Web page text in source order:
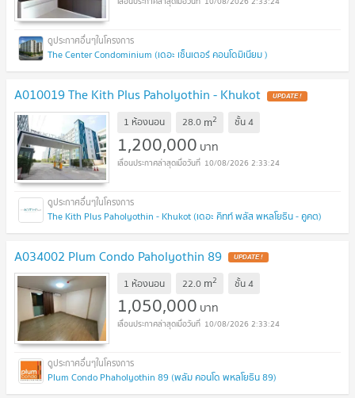
The Center Condominium (เดอะ เซ็นเตอร์ คอนโดมิเนียม )
A010019 The Kith Plus Paholyothin - Khukot UPDATE !
1 ห้องนอน 28.0 m2 ชั้น4
1,200,000 บาท
10/08/2026 2:33:24
The Kith Plus Paholyothin - Khukot (เดอะ คิทท์ พลัส พหลโยธิน - คูคต)
A034002 Plum Condo Paholyothin 89 UPDATE !
1 ห้องนอน 22.0 m2 ชั้น4
1,050,000 บาท
10/08/2026 2:33:24
Plum Condo Phaholyothin 89 (พลัม คอนโด พหลโยธิน 89)